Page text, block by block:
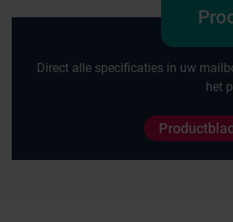
Direct alle specificaties in uw
het